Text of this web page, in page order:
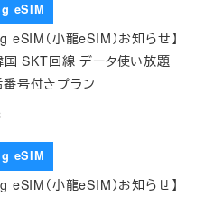
eSIM
eSIM（小龍eSIM）お知らせ】
国 SKT回線 データ使い放題
号付きプラン
eSIM
eSIM（小龍eSIM）お知らせ】